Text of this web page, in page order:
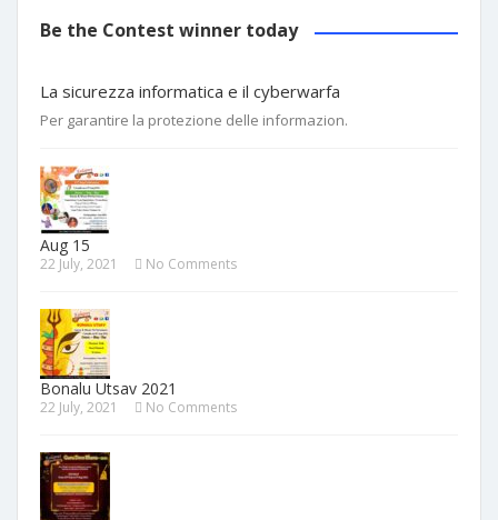
Be the Contest winner today
La sicurezza informatica e il cyberwarfa
Per garantire la protezione delle informazion.
Aug 15
22 July, 2021 No Comments
Bonalu Utsav 2021
22 July, 2021 No Comments